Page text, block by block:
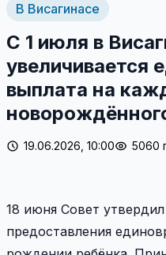
В Висагинасе
С 1 июля в
увеличивается
выплата на
19.06.2026, 10:00
5060
18 июня Совет
предоставления